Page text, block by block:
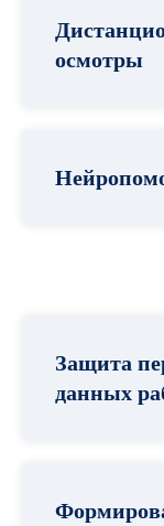
осмотры
Защита
данных